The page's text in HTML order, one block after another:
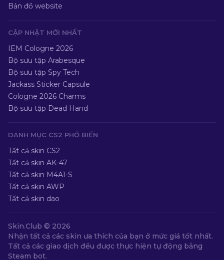
Bản đồ website
CẬP NHẬT MỚI NHẤT
IEM Cologne 2026
Bộ sưu tập Arabesque
Bộ sưu tập Spy Tech
Jackass Sticker Capsule
Cologne 2026 Charms
Bộ sưu tập Dead Hand
DANH MỤC CS2 PHỔ BIẾN
Tất cả skin CS2
Tất cả skin AK-47
Tất cả skin M4A1-S
Tất cả skin AWP
Tất cả skin dao
Skin.Club © 2026
Nhận tất cả các skin ưa thích của bạn ở mức giá tốt nhất.
Tất cả các giao dịch đều được thực hiện tự động bằng
Steam bot.